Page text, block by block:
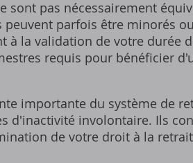
pas nécessairement
parfois être minorés
à la validation de votre durée
requis pour bénéficier
importante du système de
d'inactivité involontaire. Ils
de votre droit à la